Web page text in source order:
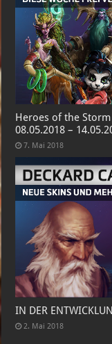
Heroes of the
08.05.2018 –
7. Mai 2018
IN DER
2. Mai 2018